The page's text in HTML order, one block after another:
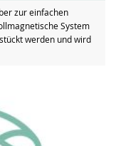
zur einfachen
System
werden und wird